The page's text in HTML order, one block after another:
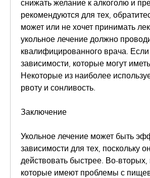
снижать желание к алкоголю и
рекомендуются для тех,
может или не хочет принимать
укольное лечение должно
квалифицированного врача.
зависимости, которые могут
Некоторые из наиболее
рвоту и сонливость.
Заключение
Укольное лечение может быть
зависимости для тех, поскольку
действовать быстрее. Во-
которые имеют проблемы с